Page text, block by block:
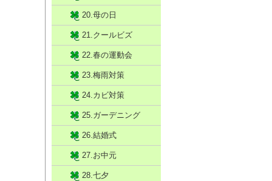
20.母の日
21.クールビズ
22.春の運動会
23.梅雨対策
24.カビ対策
25.ガーデニング
26.結婚式
27.お中元
28.七夕